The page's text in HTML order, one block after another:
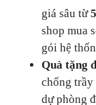
giá sâu từ
shop mua
gói hệ
Quà tặng
chống trầy
dự phòng